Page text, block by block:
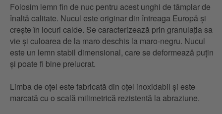
Folosim lemn fin de nuc pentru acest unghi de tâmplar de
înaltă calitate. Nucul este originar din întreaga Europă și
crește în locuri calde. Se caracterizează prin granulația sa
vie și culoarea de la maro deschis la maro-negru. Nucul
este un lemn stabil dimensional, care se deformează puțin
și poate fi bine prelucrat.
Limba de oțel este fabricată din oțel inoxidabil și este
marcată cu o scală milimetrică rezistentă la abraziune.